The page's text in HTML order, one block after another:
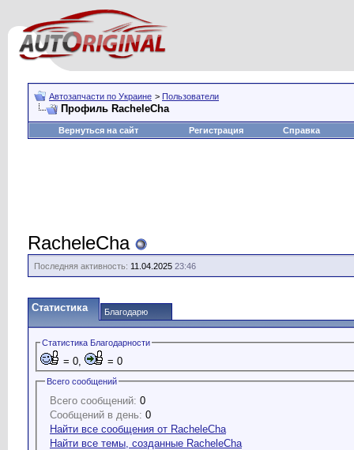
Автозапчасти по Украине > Пользователи
Профиль RacheleCha
Вернуться на сайт Регистрация Справка
RacheleCha
Последняя активность: 11.04.2025 23:46
Статистика Благодарю
Статистика Благодарности
= 0, = 0
Всего сообщений
Всего сообщений: 0
Сообщений в день: 0
Найти все сообщения от RacheleCha
Найти все темы, созданные RacheleCha